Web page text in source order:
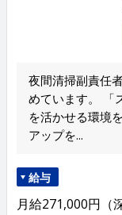
夜間清掃副責任
めています。 「
を活かせる環境
アップを...
給与
月給271,000円（